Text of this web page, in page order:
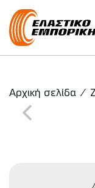
Κύρια
Αρχική σελίδα /